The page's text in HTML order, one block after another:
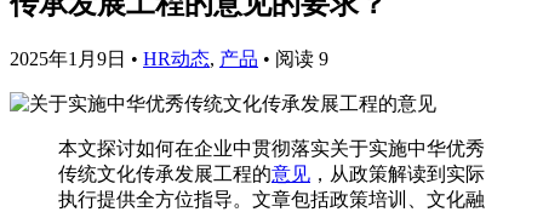
2025年1月9日 • HR动态, 产品 • 阅读 9
本文探讨如何在企业中贯彻落实关于实施中华优秀
传统文化传承发展工程的意见 ，从政策解读到实际
执行提供全方位指导。文章包括政策培训、文化融